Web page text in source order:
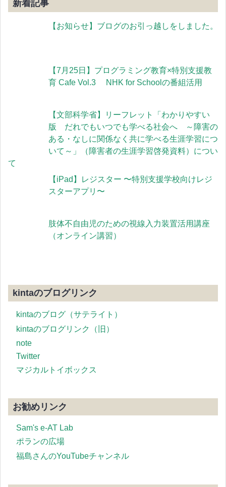
新着記事
【お知らせ】ブログのお引っ越しをしました。
【7月25日】プログラミング教育×特別支援教
育 Cafe Vol.3 NHK for Schoolの番組活用
【文部科学省】リーフレット「わかりやすい
版 だれでもいつでも学べる社会へ ～障害の
ある・なしに関係なく共に学べる生涯学習につ
いて～」（障害者の生涯学習啓発資料）につい
て
【iPad】レジスター 〜特別支援学校向けレジ
スターアプリ〜
肢体不自由児のための視線入力装置活用講座
（オンライン講習）
kintaのブログリンク
kintaのブログ（サテライト）
kintaのブログリンク（旧）
note
Twitter
マジカルトイボックス
お勧めリンク
Sam's e-AT Lab
ポランの広場
福島さんのYouTubeチャンネル